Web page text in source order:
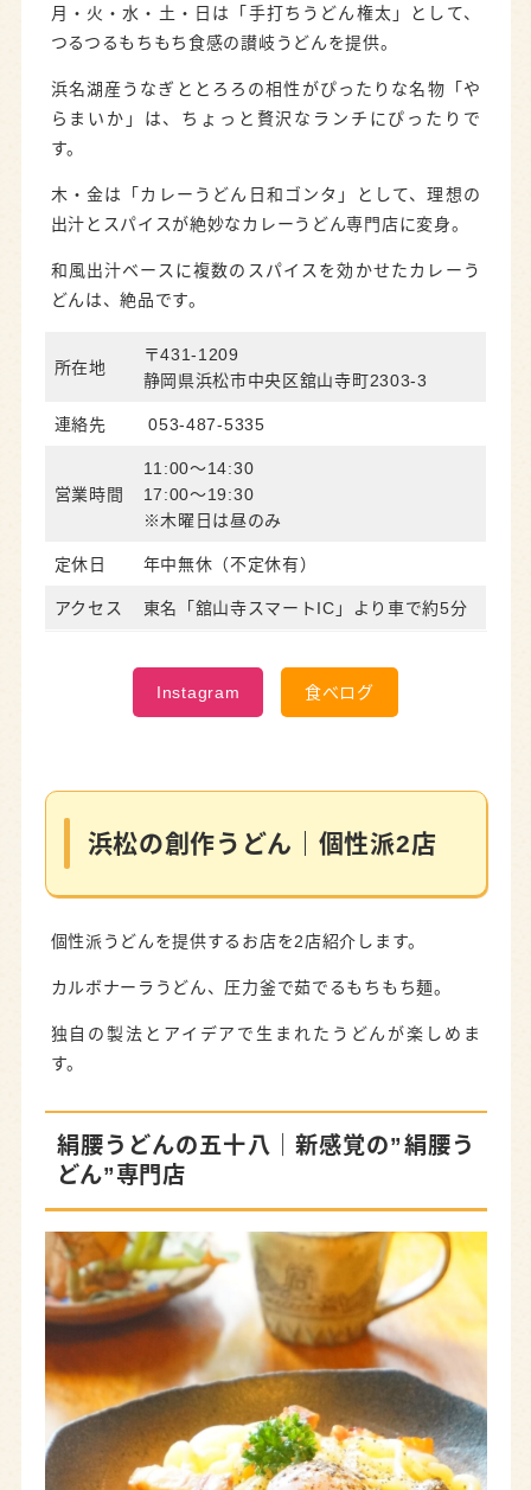
月・火・水・土・日は「手打ちうどん権太」として、
つるつるもちもち食感の讃岐うどんを提供。
浜名湖産うなぎととろろの相性がぴったりな名物「や
らまいか」は、ちょっと贅沢なランチにぴったりで
す。
木・金は「カレーうどん日和ゴンタ」として、理想の
出汁とスパイスが絶妙なカレーうどん専門店に変身。
和風出汁ベースに複数のスパイスを効かせたカレーう
どんは、絶品です。
所在地
〒431-1209
静岡県浜松市中央区舘山寺町2303-3
連絡先 053-487-5335
営業時間
11:00～14:30
17:00～19:30
※木曜日は昼のみ
定休日 年中無休（不定休有）
アクセス 東名「舘山寺スマートIC」より車で約5分
Instagram 食べログ
浜松の創作うどん｜個性派2店
個性派うどんを提供するお店を2店紹介します。
カルボナーラうどん、圧力釜で茹でるもちもち麺。
独自の製法とアイデアで生まれたうどんが楽しめま
す。
絹腰うどんの五十八｜新感覚の”絹腰う
どん”専門店